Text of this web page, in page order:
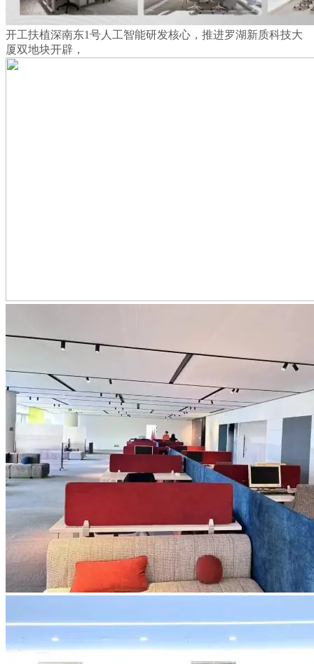
开工扶植深南东1号人工智能研发核心，推进罗湖新质科技大
厦双地块开辟，